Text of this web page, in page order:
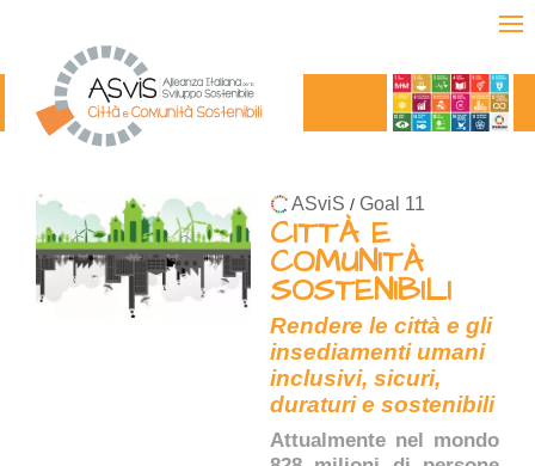
ASviS / Goal 11
CITTÀ E
COMUNITÀ
SOSTENIBILI
Rendere le città e gli
insediamenti umani
inclusivi, sicuri,
duraturi e sostenibili
Attualmente nel mondo